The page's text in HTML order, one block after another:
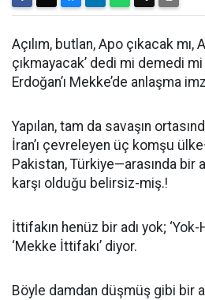
Açılım, butlan, Apo çıkacak mı,
çıkmayacak’ dedi mi demedi
Erdoğan’ı Mekke’de anlaşma
Yapılan, tam da savaşın
İran’ı çevreleyen üç komşu
Pakistan, Türkiye—arasında
karşı olduğu belirsiz-miş.!
İttifakın henüz bir adı yok; ‘Yok-
‘Mekke İttifakı’ diyor.
Böyle damdan düşmüş gibi bir